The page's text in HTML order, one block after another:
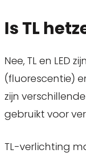
Is TL
Nee, TL en LED
(fluorescentie)
zijn
gebruikt voor
TL-verlichting